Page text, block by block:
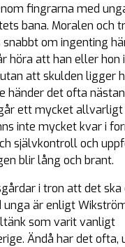
fingrarna med
bana. Moralen och
om ingenting
höra att han eller hon
att skulden ligger
händer det ofta
ett mycket
inte mycket kvar i
självkontroll och
blir lång och brant.
i tron att det ska
är enligt
som varit vanligt
Ändå har det ofta,